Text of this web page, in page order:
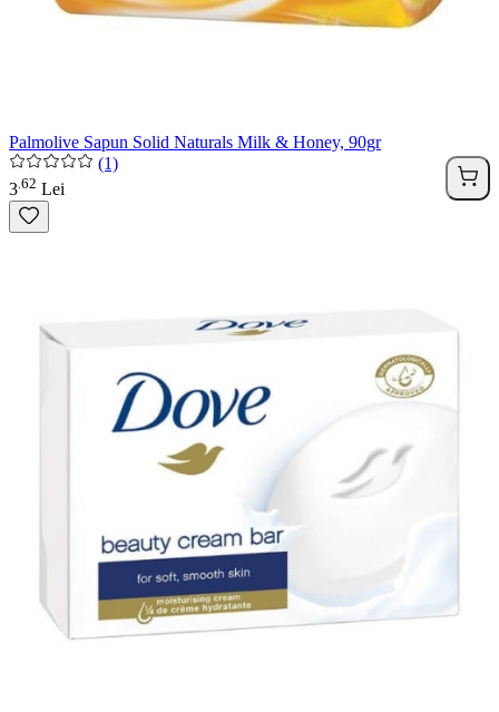
Palmolive Sapun Solid Naturals Milk & Honey, 90gr
(1)
3 62 Lei